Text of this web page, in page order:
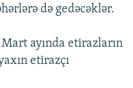
də gedəcəklər.
ayında etirazların
etirazçı